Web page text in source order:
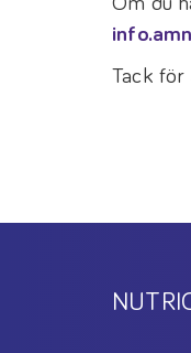
Tack för